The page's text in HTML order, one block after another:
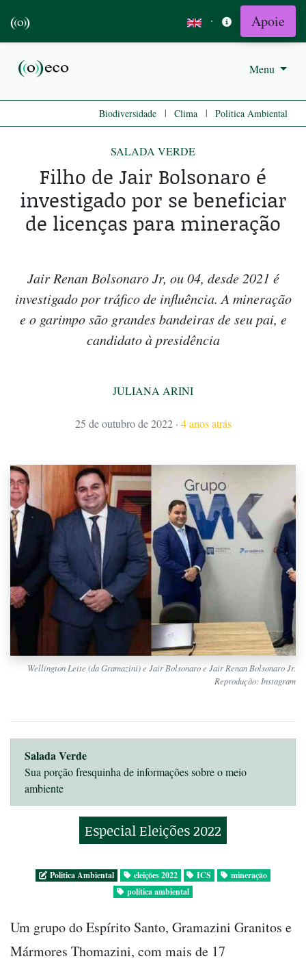
· Apoie
Menu
Biodiversidade | Clima | Politica Ambiental
SALADA VERDE
Filho de Jair Bolsonaro é
investigado por se beneficiar
de licenças para mineração
Jair Renan Bolsonaro Jr, ou 04, desde 2021 é
investigado por tráfico de influência. A mineração
e o garimpo são grandes bandeiras de seu pai, e
candidato à presidência
JULIANA ARINI
25 de outubro de 2022 · 4 anos atrás
Wellington Leite (da Gramazini) e Jair Bolsonaro e Jair Renan Bolsonaro Jr.
Reprodução: Instagram
Salada Verde
Sua porção fresquinha de informações sobre o meio
ambiente
Especial Eleições 2022
Politica Ambiental eleições 2022 ICS
mineração
política ambiental
Um grupo do Espírito Santo, Gramazini Granitos e
Mármores Thomazini, com mais de 17